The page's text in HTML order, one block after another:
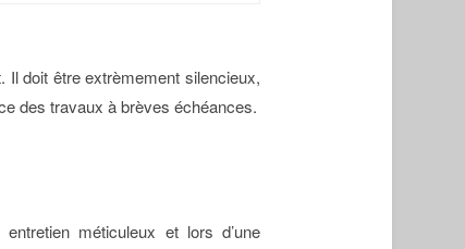
Il doit être extrèmement silencieux,
des travaux à brèves échéances.
méticuleux et lors d’une